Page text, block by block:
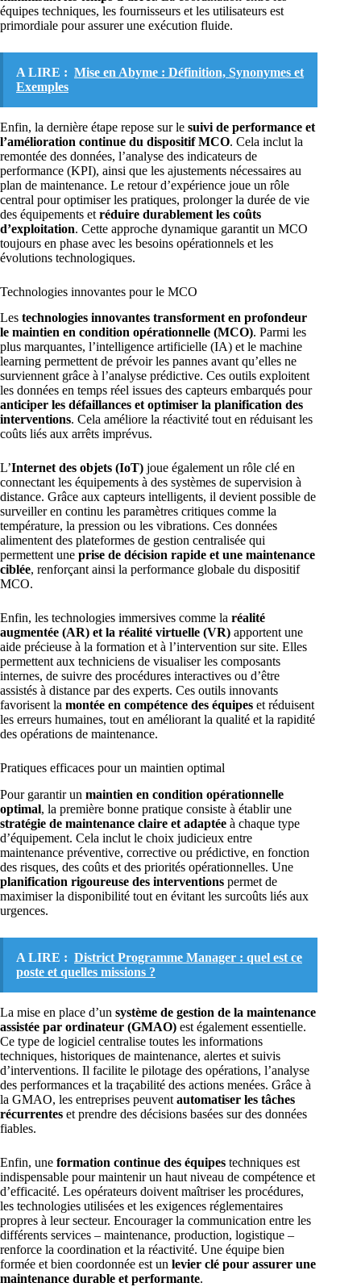
équipes techniques, les fournisseurs et les utilisateurs est
primordiale pour assurer une exécution fluide.
A LIRE : Mise en Abyme : Définition, Synonymes et
Exemples
Enfin, la dernière étape repose sur le suivi de performance et
l’amélioration continue du dispositif MCO. Cela inclut la
remontée des données, l’analyse des indicateurs de
performance (KPI), ainsi que les ajustements nécessaires au
plan de maintenance. Le retour d’expérience joue un rôle
central pour optimiser les pratiques, prolonger la durée de vie
des équipements et réduire durablement les coûts
d’exploitation. Cette approche dynamique garantit un MCO
toujours en phase avec les besoins opérationnels et les
évolutions technologiques.
Technologies innovantes pour le MCO
Les technologies innovantes transforment en profondeur
le maintien en condition opérationnelle (MCO). Parmi les
plus marquantes, l’intelligence artificielle (IA) et le machine
learning permettent de prévoir les pannes avant qu’elles ne
surviennent grâce à l’analyse prédictive. Ces outils exploitent
les données en temps réel issues des capteurs embarqués pour
anticiper les défaillances et optimiser la planification des
interventions. Cela améliore la réactivité tout en réduisant les
coûts liés aux arrêts imprévus.
L’Internet des objets (IoT) joue également un rôle clé en
connectant les équipements à des systèmes de supervision à
distance. Grâce aux capteurs intelligents, il devient possible de
surveiller en continu les paramètres critiques comme la
température, la pression ou les vibrations. Ces données
alimentent des plateformes de gestion centralisée qui
permettent une prise de décision rapide et une maintenance
ciblée, renforçant ainsi la performance globale du dispositif
MCO.
Enfin, les technologies immersives comme la réalité
augmentée (AR) et la réalité virtuelle (VR) apportent une
aide précieuse à la formation et à l’intervention sur site. Elles
permettent aux techniciens de visualiser les composants
internes, de suivre des procédures interactives ou d’être
assistés à distance par des experts. Ces outils innovants
favorisent la montée en compétence des équipes et réduisent
les erreurs humaines, tout en améliorant la qualité et la rapidité
des opérations de maintenance.
Pratiques efficaces pour un maintien optimal
Pour garantir un maintien en condition opérationnelle
optimal, la première bonne pratique consiste à établir une
stratégie de maintenance claire et adaptée à chaque type
d’équipement. Cela inclut le choix judicieux entre
maintenance préventive, corrective ou prédictive, en fonction
des risques, des coûts et des priorités opérationnelles. Une
planification rigoureuse des interventions permet de
maximiser la disponibilité tout en évitant les surcoûts liés aux
urgences.
A LIRE : District Programme Manager : quel est ce
poste et quelles missions ?
La mise en place d’un système de gestion de la maintenance
assistée par ordinateur (GMAO) est également essentielle.
Ce type de logiciel centralise toutes les informations
techniques, historiques de maintenance, alertes et suivis
d’interventions. Il facilite le pilotage des opérations, l’analyse
des performances et la traçabilité des actions menées. Grâce à
la GMAO, les entreprises peuvent automatiser les tâches
récurrentes et prendre des décisions basées sur des données
fiables.
Enfin, une formation continue des équipes techniques est
indispensable pour maintenir un haut niveau de compétence et
d’efficacité. Les opérateurs doivent maîtriser les procédures,
les technologies utilisées et les exigences réglementaires
propres à leur secteur. Encourager la communication entre les
différents services – maintenance, production, logistique –
renforce la coordination et la réactivité. Une équipe bien
formée et bien coordonnée est un levier clé pour assurer une
maintenance durable et performante.